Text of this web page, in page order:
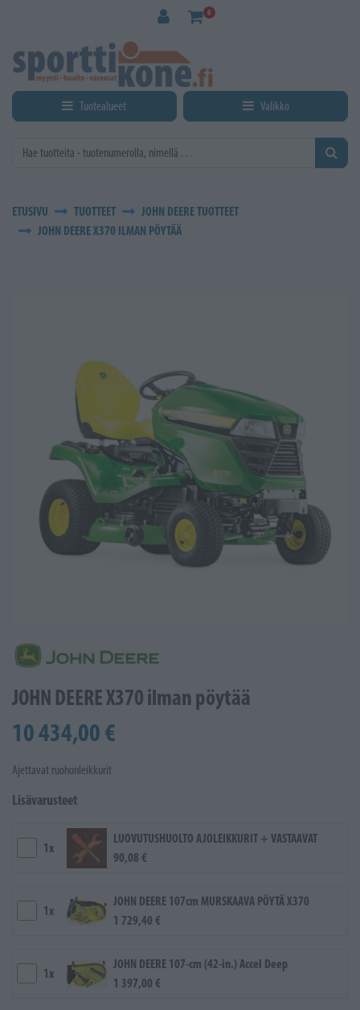
0
Tuotealueet Valikko
ETUSIVU TUOTTEET
JOHN DEERE TUOTTEET
JOHN DEERE X370 ILMAN PÖYTÄÄ
JOHN DEERE X370 ilman pöytää
10 434,00 €
Ajettavat ruohonleikkurit
Lisävarusteet
1x
LUOVUTUSHUOLTO AJOLEIKKURIT + VASTAAVAT
90,08 €
1x
JOHN DEERE 107cm MURSKAAVA PÖYTÄ X370
1 729,40 €
1x
JOHN DEERE 107-cm (42-in.) Accel Deep
1 397,00 €